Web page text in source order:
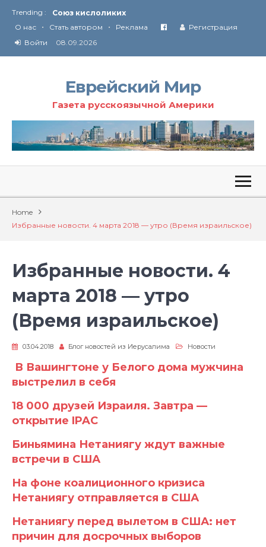
Trending :
О нас • Стать автором • Реклама
Регистрация
Войти
08.09.2026
Еврейский Мир
Газета русскоязычной Америки
Home
Избранные новости. 4 марта 2018 — утро (Время израильское)
Избранные новости. 4
марта 2018 — утро
(Время израильское)
03.04.2018 Блог новостей из Иерусалима Новости
В Вашингтоне у Белого дома мужчина
выстрелил в себя
18 000 друзей Израиля. Завтра —
открытие IPAC
Биньямина Нетаниягу ждут важные
встречи в США
На фоне коалиционного кризиса
Нетаниягу отправляется в США
Нетаниягу перед вылетом в США: нет
причин для досрочных выборов